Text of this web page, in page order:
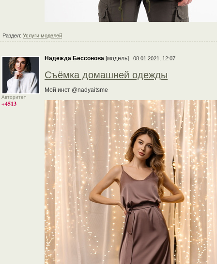
Раздел: Услуги моделей
Авторитет
+4513
Надежда Бессонова [модель] 08.01.2021, 12:07
Съёмка домашней одежды
Мой инст @nadyaitsme